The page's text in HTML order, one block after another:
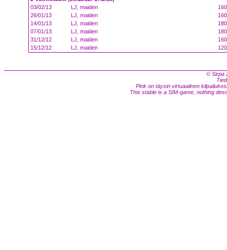
03/02/13
LJ, maiden
26/01/13
LJ, maiden
14/01/13
LJ, maiden
07/01/13
LJ, maiden
31/12/12
LJ, maiden
15/12/12
LJ, maiden
© Sirpa
Pink on täysin virtuaalinen
This stable is a SIM-game, nothing